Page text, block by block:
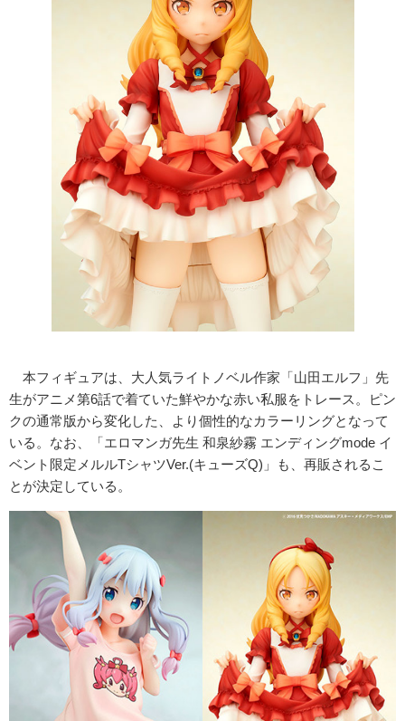
本フィギュアは、大人気ライトノベル作家「山田エルフ」先
生がアニメ第6話で着ていた鮮やかな赤い私服をトレース。ピン
クの通常版から変化した、より個性的なカラーリングとなって
いる。なお、「エロマンガ先生 和泉紗霧 エンディングmode イ
ベント限定メルルTシャツVer.(キューズQ)」も、再販されるこ
とが決定している。